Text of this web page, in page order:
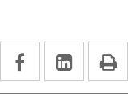
Facebook
Enlace
a
Enlace
a